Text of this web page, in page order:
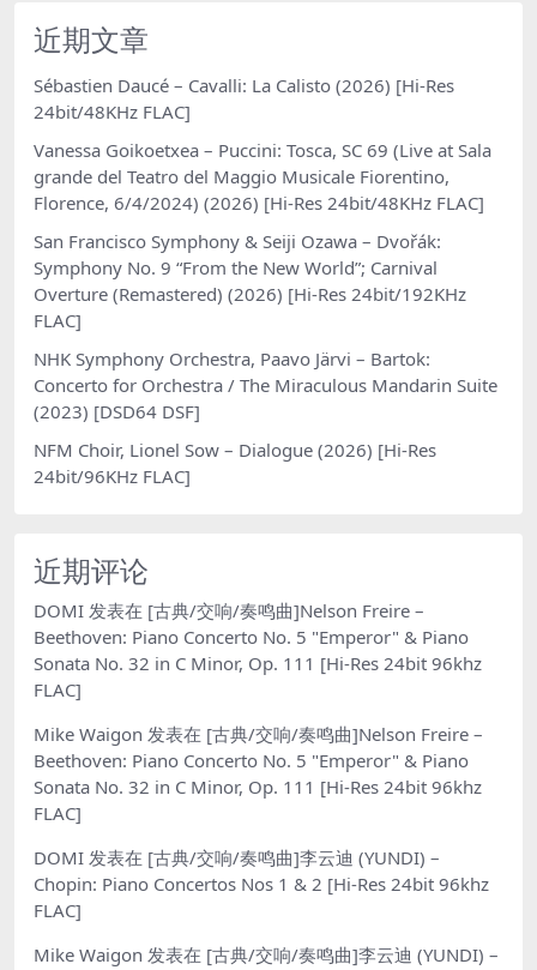
近期文章
Sébastien Daucé – Cavalli: La Calisto (2026) [Hi-Res
24bit/48KHz FLAC]
Vanessa Goikoetxea – Puccini: Tosca, SC 69 (Live at Sala
grande del Teatro del Maggio Musicale Fiorentino,
Florence, 6/4/2024) (2026) [Hi-Res 24bit/48KHz FLAC]
San Francisco Symphony & Seiji Ozawa – Dvořák:
Symphony No. 9 “From the New World”; Carnival
Overture (Remastered) (2026) [Hi-Res 24bit/192KHz
FLAC]
NHK Symphony Orchestra, Paavo Järvi – Bartok:
Concerto for Orchestra / The Miraculous Mandarin Suite
(2023) [DSD64 DSF]
NFM Choir, Lionel Sow – Dialogue (2026) [Hi-Res
24bit/96KHz FLAC]
近期评论
DOMI 发表在 [古典/交响/奏鸣曲]Nelson Freire –
Beethoven: Piano Concerto No. 5 "Emperor" & Piano
Sonata No. 32 in C Minor, Op. 111 [Hi-Res 24bit 96khz
FLAC]
Mike Waigon 发表在 [古典/交响/奏鸣曲]Nelson Freire –
Beethoven: Piano Concerto No. 5 "Emperor" & Piano
Sonata No. 32 in C Minor, Op. 111 [Hi-Res 24bit 96khz
FLAC]
DOMI 发表在 [古典/交响/奏鸣曲]李云迪 (YUNDI) –
Chopin: Piano Concertos Nos 1 & 2 [Hi-Res 24bit 96khz
FLAC]
Mike Waigon 发表在 [古典/交响/奏鸣曲]李云迪 (YUNDI) –